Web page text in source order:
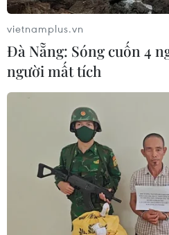
vietnamplus.vn
Đà Nẵng: Sóng cuốn 4
người mất tích